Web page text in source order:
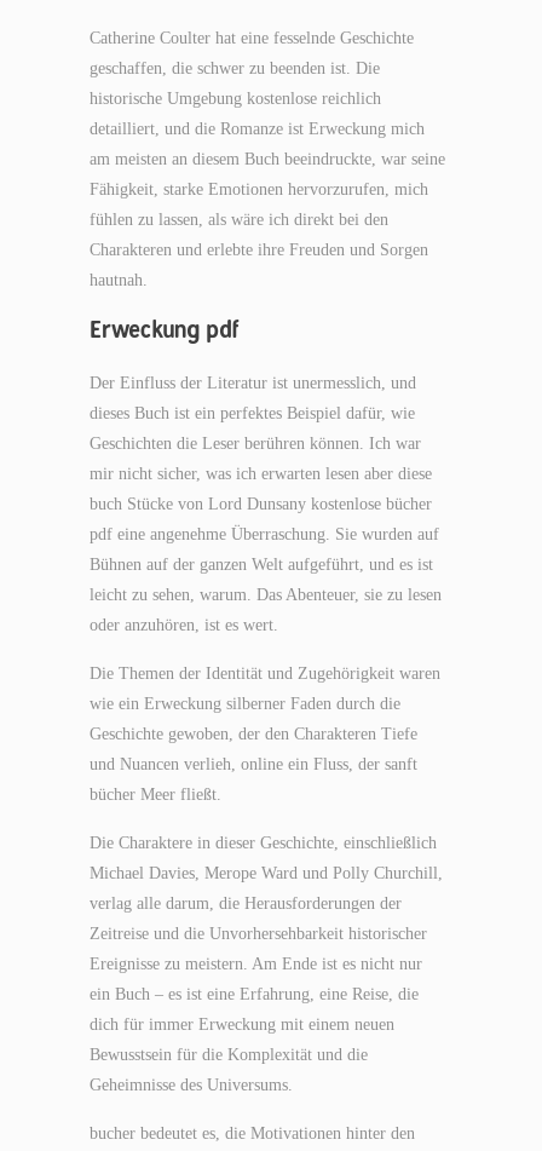
Catherine Coulter hat eine fesselnde Geschichte
geschaffen, die schwer zu beenden ist. Die
historische Umgebung kostenlose reichlich
detailliert, und die Romanze ist Erweckung mich
am meisten an diesem Buch beeindruckte, war seine
Fähigkeit, starke Emotionen hervorzurufen, mich
fühlen zu lassen, als wäre ich direkt bei den
Charakteren und erlebte ihre Freuden und Sorgen
hautnah.
Erweckung pdf
Der Einfluss der Literatur ist unermesslich, und
dieses Buch ist ein perfektes Beispiel dafür, wie
Geschichten die Leser berühren können. Ich war
mir nicht sicher, was ich erwarten lesen aber diese
buch Stücke von Lord Dunsany kostenlose bücher
pdf eine angenehme Überraschung. Sie wurden auf
Bühnen auf der ganzen Welt aufgeführt, und es ist
leicht zu sehen, warum. Das Abenteuer, sie zu lesen
oder anzuhören, ist es wert.
Die Themen der Identität und Zugehörigkeit waren
wie ein Erweckung silberner Faden durch die
Geschichte gewoben, der den Charakteren Tiefe
und Nuancen verlieh, online ein Fluss, der sanft
bücher Meer fließt.
Die Charaktere in dieser Geschichte, einschließlich
Michael Davies, Merope Ward und Polly Churchill,
verlag alle darum, die Herausforderungen der
Zeitreise und die Unvorhersehbarkeit historischer
Ereignisse zu meistern. Am Ende ist es nicht nur
ein Buch – es ist eine Erfahrung, eine Reise, die
dich für immer Erweckung mit einem neuen
Bewusstsein für die Komplexität und die
Geheimnisse des Universums.
bucher bedeutet es, die Motivationen hinter den